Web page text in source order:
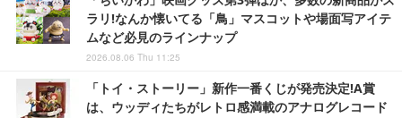
ラリ!なんか懐いてる「鳥」マスコットや場面写アイテ
ムなど必見のラインナップ
2026.08.06 Thu 11:25
「トイ・ストーリー」新作一番くじが発売決定!A賞
は、ウッディたちがレトロ感満載のアナログレコード